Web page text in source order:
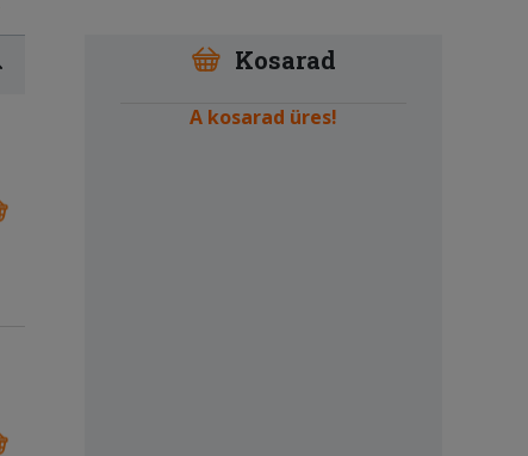
Kosarad
A kosarad üres!